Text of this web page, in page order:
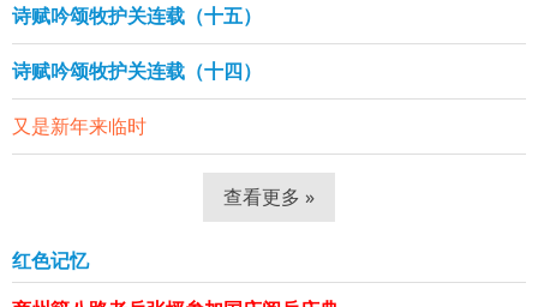
诗赋吟颂牧护关连载（十五）
诗赋吟颂牧护关连载（十四）
又是新年来临时
查看更多 »
红色记忆